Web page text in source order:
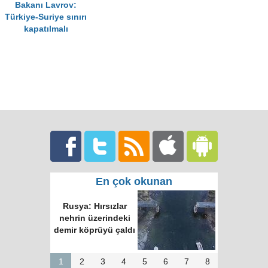
Bakanı Lavrov:
Türkiye-Suriye sınırı
kapatılmalı
En çok okunan
Rusya: Hırsızlar
nehrin üzerindeki
demir köprüyü çaldı
1 2 3 4 5 6 7 8